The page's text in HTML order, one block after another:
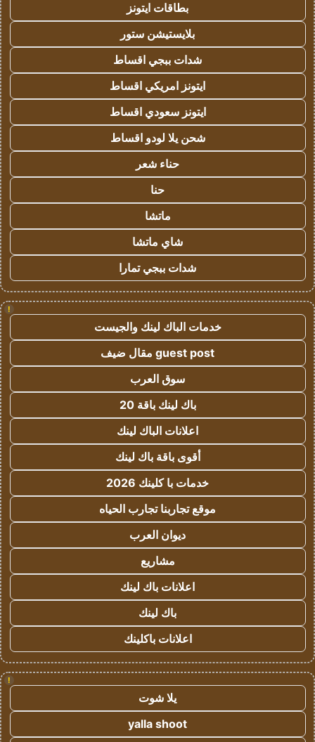
بطاقات ايتونز
بلايستيشن ستور
شدات ببجي اقساط
ايتونز امريكي اقساط
ايتونز سعودي اقساط
شحن يلا لودو اقساط
حناء شعر
حنا
ماتشا
شاي ماتشا
شدات ببجي تمارا
!
خدمات الباك لينك والجيست
guest post مقال ضيف
سوق العرب
باك لينك باقة 20
اعلانات الباك لينك
أقوى باقة باك لينك
خدمات با كلينك 2026
موقع تجاربنا تجارب الحياه
ديوان العرب
مشاريع
اعلانات باك لينك
باك لينك
اعلانات باكلينك
!
يلا شوت
yalla shoot